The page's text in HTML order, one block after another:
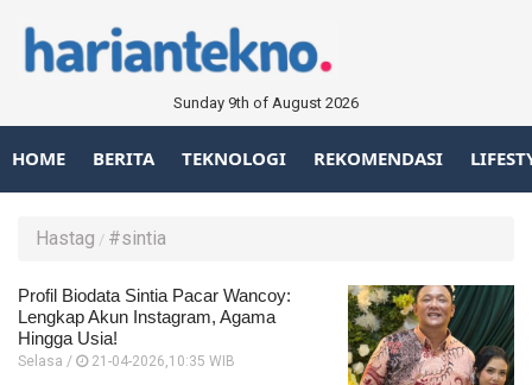
Sunday 9th of August 2026
HOME BERITA TEKNOLOGI REKOMENDASI
Hastag #sintia
Profil Biodata Sintia Pacar Wancoy:
Lengkap Akun Instagram, Agama
Hingga Usia!
Selasa / 21-04-2026,10:35 WIB